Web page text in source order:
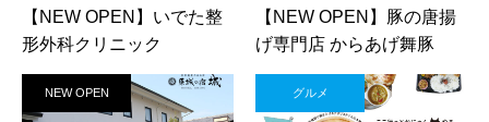
【NEW OPEN】いでた整
形外科クリニック
【NEW OPEN】豚の唐揚
げ専門店 からあげ舞豚
NEW OPEN グルメ